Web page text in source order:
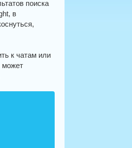
поиска
в
к чатам или
может